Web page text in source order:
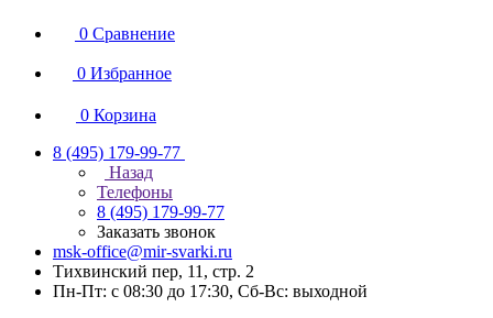
0 Сравнение
0 Избранное
0 Корзина
8 (495) 179-99-77
Назад
Телефоны
8 (495) 179-99-77
Заказать звонок
msk-office@mir-svarki.ru
Тихвинский пер, 11, стр. 2
Пн-Пт: с 08:30 до 17:30, Сб-Вс: выходной